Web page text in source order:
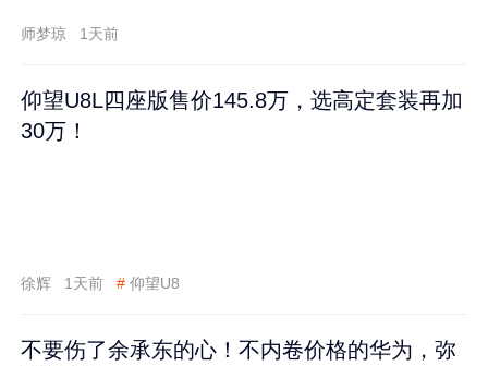
师梦琼 1天前
仰望U8L四座版售价145.8万，选高定套装再加
30万！
徐辉 1天前 # 仰望U8
不要伤了余承东的心！不内卷价格的华为，弥